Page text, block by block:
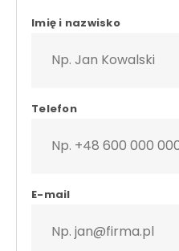
Imię i nazwisko
Telefon
E-mail